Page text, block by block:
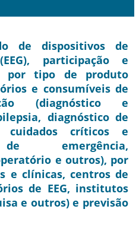
de dispositivos de
participação e
por tipo de produto
e consumíveis de
(diagnóstico e
diagnóstico de
cuidados críticos e
emergência,
e outros), por
e clínicas, centros de
de EEG, institutos
e outros) e previsão